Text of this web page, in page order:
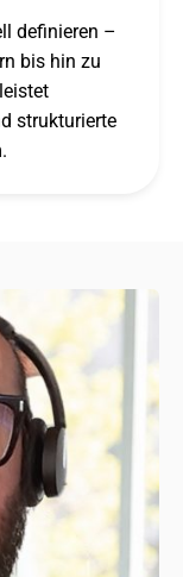
defi­nie­ren –
bis hin zu
struk­tu­rierte